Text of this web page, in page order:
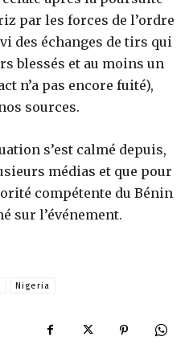
par les forces de l’ordre
des échanges de tirs qui
blessés et au moins un
n’a pas encore fuité),
sources.
s’est calmé depuis,
médias et que pour
compétente du Bénin
sur l’événement.
Nigeria